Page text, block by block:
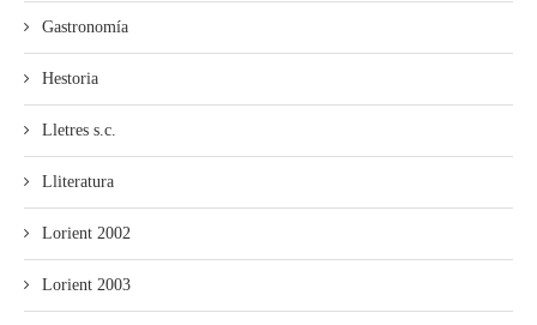
Gastronomía
Hestoria
Lletres s.c.
Lliteratura
Lorient 2002
Lorient 2003